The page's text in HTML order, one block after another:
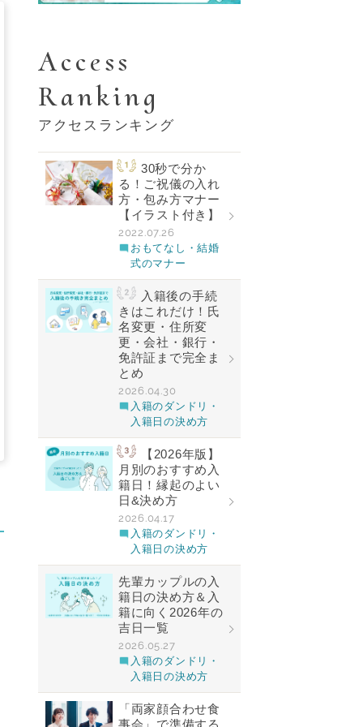
Access
Ranking
アクセスランキング
30秒で分か
る！ご祝儀の入れ
方・包み方マナー
【イラスト付き】
2022.07.26
おもてなし・結婚
式のマナー
入籍後の手続
きはこれだけ！氏
名変更・住所変
更・会社・銀行・
免許証まで完全ま
とめ
2026.04.30
入籍のダンドリ・
入籍日の決め方
【2026年版】
月別のおすすめ入
籍日！縁起のよい
日&決め方
2026.04.17
入籍のダンドリ・
入籍日の決め方
先輩カップルの入
籍日の決め方＆入
籍に向く2026年の
吉日一覧
2026.05.27
入籍のダンドリ・
入籍日の決め方
「両家顔合わせ食
事会」で準備する